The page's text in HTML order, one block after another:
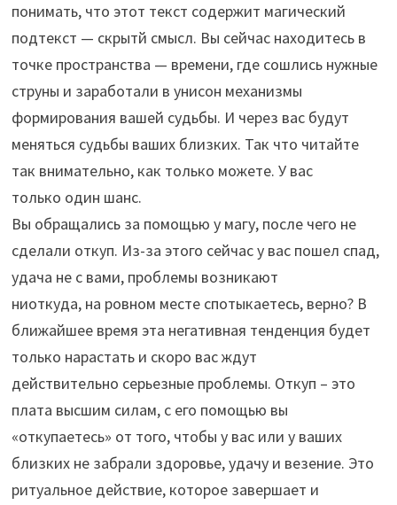
понимать, что этот текст содержит магический
подтекст — скрытй смысл. Вы сейчас находитесь в
точке пространства — времени, где сошлись нужные
струны и заработали в унисон механизмы
формирования вашей судьбы. И через вас будут
меняться судьбы ваших близких. Так что читайте
так внимательно, как только можете. У вас
только один шанс.
Вы обращались за помощью у магу, после чего не
сделали откуп. Из-за этого сейчас у вас пошел спад,
удача не с вами, проблемы возникают
ниоткуда, на ровном месте спотыкаетесь, верно? В
ближайшее время эта негативная тенденция будет
только нарастать и скоро вас ждут
действительно серьезные проблемы. Откуп – это
плата высшим силам, с его помощью вы
«откупаетесь» от того, чтобы у вас или у ваших
близких не забрали здоровье, удачу и везение. Это
ритуальное действие, которое завершает и